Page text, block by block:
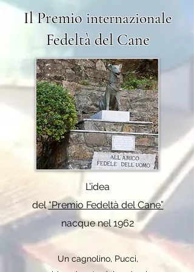
Il Premio internazionale
Fedeltà del Cane
L’idea
del“Premio Fedeltà del Cane”
nacque nel 1962
Un cagnolino, Pucci,